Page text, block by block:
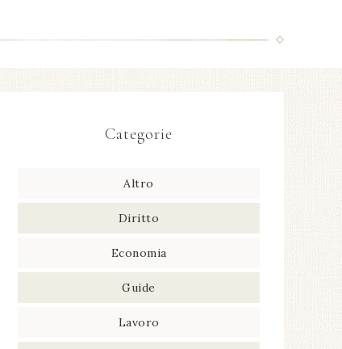
Categorie
Altro
Diritto
Economia
Guide
Lavoro